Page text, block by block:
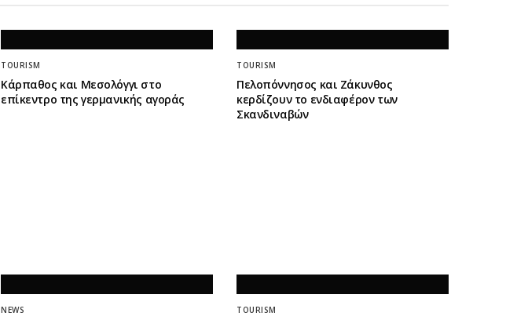
TOURISM
Κάρπαθος και Μεσολόγγι στο
επίκεντρο της γερμανικής αγοράς
TOURISM
Πελοπόννησος και Ζάκυνθος
κερδίζουν το ενδιαφέρον των
Σκανδιναβών
NEWS TOURISM